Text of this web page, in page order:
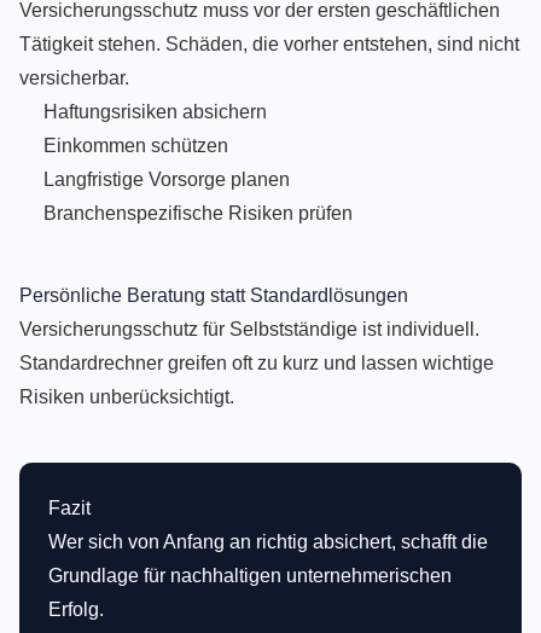
Versicherungsschutz muss vor der ersten geschäftlichen
Tätigkeit stehen. Schäden, die vorher entstehen, sind nicht
versicherbar.
Haftungsrisiken absichern
Einkommen schützen
Langfristige Vorsorge planen
Branchenspezifische Risiken prüfen
Persönliche Beratung statt Standardlösungen
Versicherungsschutz für Selbstständige ist individuell.
Standardrechner greifen oft zu kurz und lassen wichtige
Risiken unberücksichtigt.
Fazit
Wer sich von Anfang an richtig absichert, schafft die
Grundlage für nachhaltigen unternehmerischen
Erfolg.